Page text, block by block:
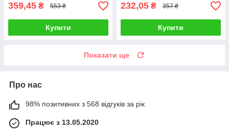
359,45 ₴ 553 ₴
Купити
232,05 ₴ 357 ₴
Купити
Показати ще
Про нас
98% позитивних з 568 відгуків за рік
Працює з 13.05.2020